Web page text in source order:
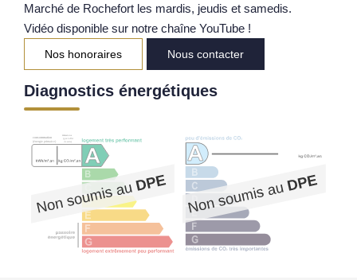
EXTRANET
Marché de Rochefort les mardis, jeudis et samedis.
Vidéo disponible sur notre chaîne YouTube !
Nos honoraires Nous contacter
Diagnostics énergétiques